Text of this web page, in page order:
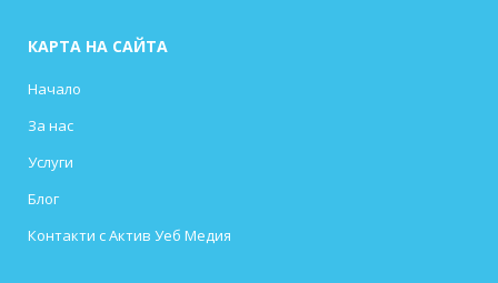
КАРТА НА САЙТА
Начало
За нас
Услуги
Блог
Контакти с Актив Уеб Медия